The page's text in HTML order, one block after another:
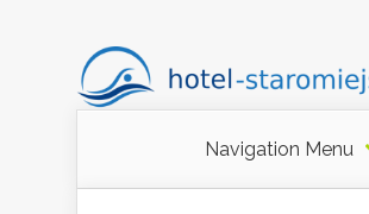
Navigation Menu